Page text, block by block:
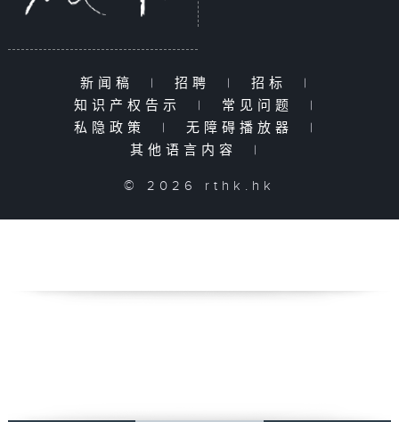
新闻稿 | 招聘 | 招标
|
知识产权告示
| 常见问题
|
私隐政策
| 无障碍播放器
|
其他语言内容
|
© 2026 rthk.hk